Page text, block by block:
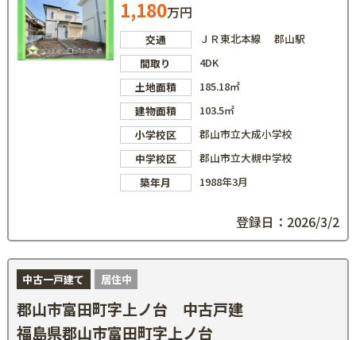
1,180万円
交通
ＪＲ東北本線 郡山駅
間取り
4DK
土地面積
185.18㎡
建物面積
103.5㎡
小学校区
郡山市立大成小学校
中学校区
郡山市立大槻中学校
築年月
1988年3月
登録日：2026/3/2
中古一戸建て 居住中
郡山市富田町字上ノ台 中古戸建
福島県郡山市富田町字上ノ台